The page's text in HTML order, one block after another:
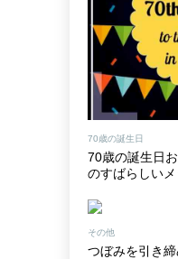
70歳の誕生日
70歳の誕生日
のすばらしい
その他
つぼみを引き